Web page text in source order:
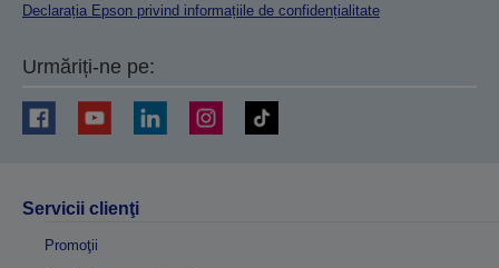
Declarația Epson privind informațiile de confidențialitate
Urmăriți-ne pe:
Servicii clienţi
Promoţii